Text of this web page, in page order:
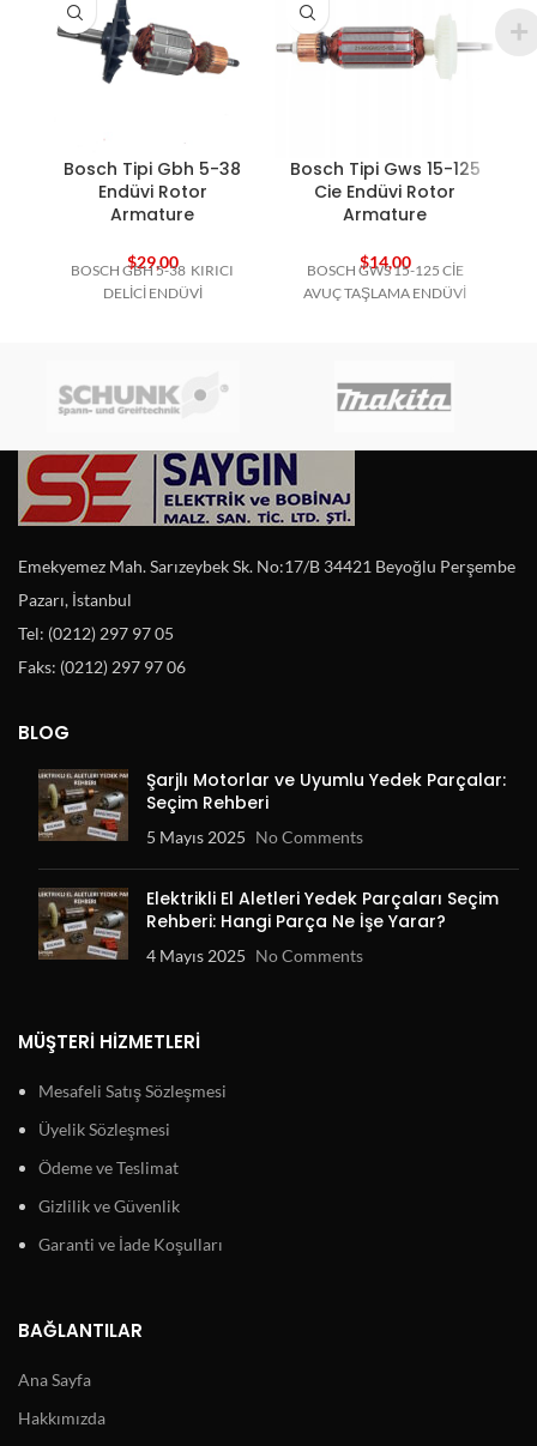
Bosch Tipi Gbh 5-38
Endüvi Rotor
Armature
$29,00
BOSCH GBH 5-38 KIRICI
DELİCİ ENDÜVİ
Bosch Tipi Gws 15-125
Cie Endüvi Rotor
Armature
$14,00
BOSCH GWS 15-125 CİE
AVUÇ TAŞLAMA ENDÜVİ
Emekyemez Mah. Sarızeybek Sk. No:17/B 34421 Beyoğlu Perşembe
Pazarı, İstanbul
Tel: (0212) 297 97 05
Faks: (0212) 297 97 06
BLOG
Şarjlı Motorlar ve Uyumlu Yedek Parçalar:
Seçim Rehberi
5 Mayıs 2025 No Comments
Elektrikli El Aletleri Yedek Parçaları Seçim
Rehberi: Hangi Parça Ne İşe Yarar?
4 Mayıs 2025 No Comments
MÜŞTERI HIZMETLERI
Mesafeli Satış Sözleşmesi
Üyelik Sözleşmesi
Ödeme ve Teslimat
Gizlilik ve Güvenlik
Garanti ve İade Koşulları
BAĞLANTILAR
Ana Sayfa
Hakkımızda